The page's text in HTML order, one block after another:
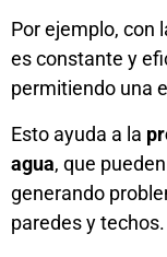
Por ejemplo, con
es constante y
permitiendo una
Esto ayuda a la
agua, que
generando
paredes y techos.